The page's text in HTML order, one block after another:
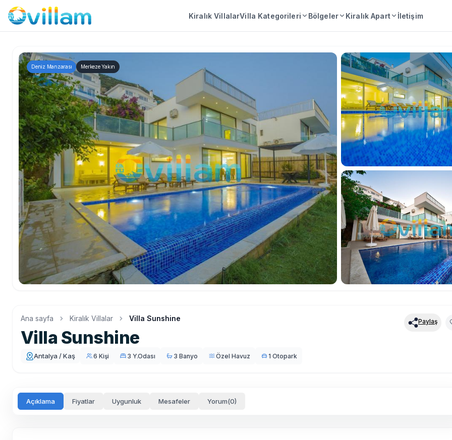
Kiralık VillalarVilla Kategorileri Bölgeler Kiralık Apart İletişim
Deniz Manzarası Merkeze Yakın
Ana sayfa Kiralık Villalar Villa Sunshine
Villa Sunshine
Paylaş
Antalya / Kaş 6 Kişi 3 Y.Odası 3 Banyo Özel Havuz 1 Otopark
Açıklama Fiyatlar Uygunluk Mesafeler Yorum(0)